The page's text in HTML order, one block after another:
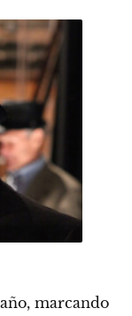
marcando